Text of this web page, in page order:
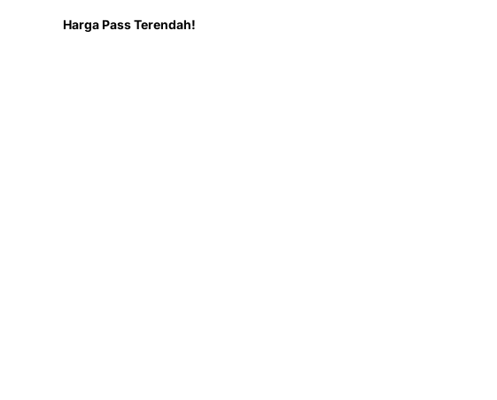
Harga Pass Terendah!